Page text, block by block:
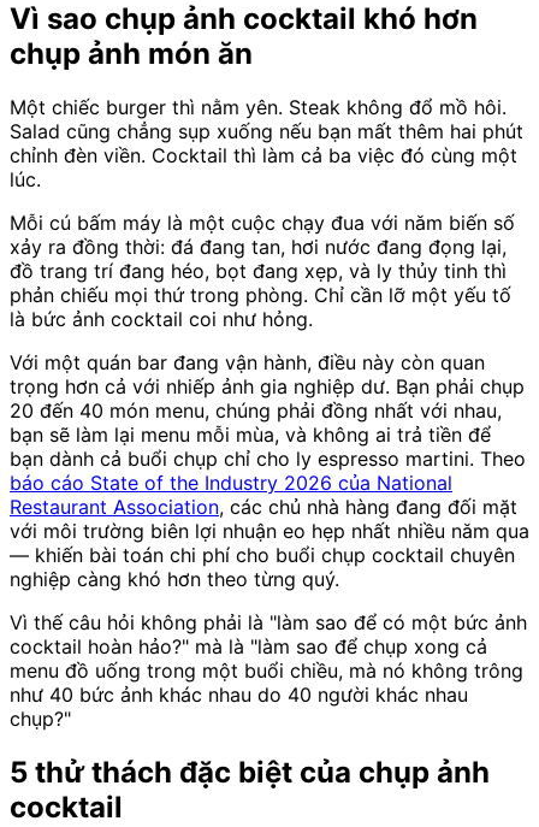
Vì sao chụp ảnh cocktail khó hơn
chụp ảnh món ăn
Một chiếc burger thì nằm yên. Steak không đổ mồ hôi.
Salad cũng chẳng sụp xuống nếu bạn mất thêm hai phút
chỉnh đèn viền. Cocktail thì làm cả ba việc đó cùng một
lúc.
Mỗi cú bấm máy là một cuộc chạy đua với năm biến số
xảy ra đồng thời: đá đang tan, hơi nước đang đọng lại,
đồ trang trí đang héo, bọt đang xẹp, và ly thủy tinh thì
phản chiếu mọi thứ trong phòng. Chỉ cần lỡ một yếu tố
là bức ảnh cocktail coi như hỏng.
Với một quán bar đang vận hành, điều này còn quan
trọng hơn cả với nhiếp ảnh gia nghiệp dư. Bạn phải chụp
20 đến 40 món menu, chúng phải đồng nhất với nhau,
bạn sẽ làm lại menu mỗi mùa, và không ai trả tiền để
bạn dành cả buổi chụp chỉ cho ly espresso martini. Theo
báo cáo State of the Industry 2026 của National
Restaurant Association, các chủ nhà hàng đang đối mặt
với môi trường biên lợi nhuận eo hẹp nhất nhiều năm qua
— khiến bài toán chi phí cho buổi chụp cocktail chuyên
nghiệp càng khó hơn theo từng quý.
Vì thế câu hỏi không phải là "làm sao để có một bức ảnh
cocktail hoàn hảo?" mà là "làm sao để chụp xong cả
menu đồ uống trong một buổi chiều, mà nó không trông
như 40 bức ảnh khác nhau do 40 người khác nhau
chụp?"
5 thử thách đặc biệt của chụp ảnh
cocktail